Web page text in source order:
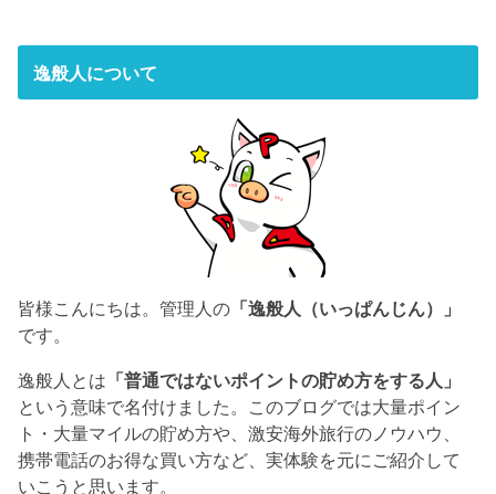
逸般人について
皆様こんにちは。管理人の 「逸般人（いっぱんじん）」
です。
逸般人とは 「普通ではないポイントの貯め方をする人」
という意味で名付けました。このブログでは大量ポイン
ト・大量マイルの貯め方や、激安海外旅行のノウハウ、
携帯電話のお得な買い方など、実体験を元にご紹介して
いこうと思います。